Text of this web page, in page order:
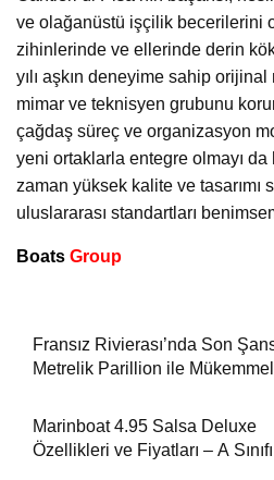
ve olağanüstü işçilik becerilerini
zihinlerinde ve ellerinde derin
yılı aşkın deneyime sahip
mimar ve teknisyen grubunu
çağdaş süreç ve organizasyon
yeni ortaklarla entegre olmayı
zaman yüksek kalite ve tasarımı
uluslararası standartları
Boats Group
Fransız Rivierası’nda Son
Metrelik Parillion ile Mükemmel
Marinboat 4.95 Salsa Deluxe
Özellikleri ve Fiyatları – A